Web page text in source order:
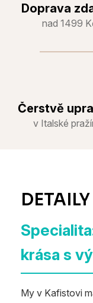
Doprava
nad 1499
Čerstvě
v Italské
krása s
My v Kafistovi